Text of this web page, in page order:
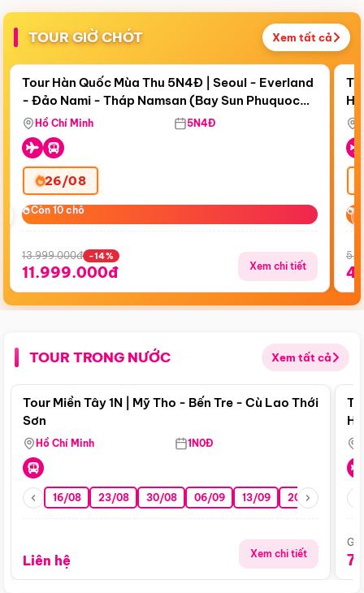
TOUR GIỜ CHÓT Xem tất cả
Còn17 ngày 19:39:00
Bay Sun Phuquoc Airways
Điểm nổi bật
Tour Hàn Quốc Mùa Thu 5N4Đ | Seoul - Everland
- Đảo Nami - Tháp Namsan (Bay Sun Phuquoc
Airways)
Hồ Chí Minh 5N4Đ
26/08
Còn 10 chỗ
Còn 10 chỗ
13.999.000đ -14%
11.999.000đ Xem chi tiết
TOUR TRONG NƯỚC Xem tất cả
Điểm nổi bật
Tour Miền Tây 1N | Mỹ Tho - Bến Tre - Cù Lao Thới
Sơn
Hồ Chí Minh 1N0Đ
16/08 23/08 30/08 06/09 13/09 20/09 27/09
Liên hệ Xem chi tiết